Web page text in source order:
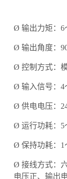
Ø 输出力矩： 6
Ø 输出角度：
Ø 控制方式：
Ø 输入信号： 4
Ø 供电电压：
Ø 运行功耗： 5
Ø 保持功耗： 1
Ø 接线方式：
电压正、输出